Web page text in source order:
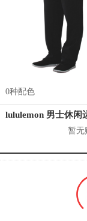
0种配色
lululemon 男士休闲
暂无